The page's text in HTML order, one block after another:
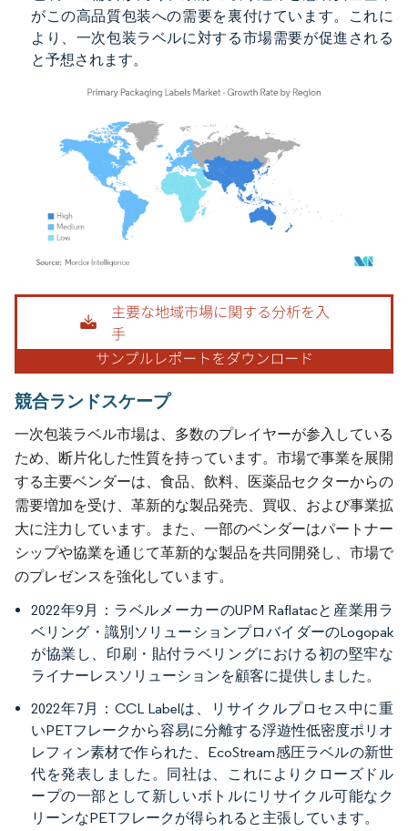
がこの高品質包装への需要を裏付けています。これに
より、一次包装ラベルに対する市場需要が促進される
と予想されます。
画像 © Mordor Intelligence。再利用にはCC BY 4.0の表示が必要です。
競合ランドスケープ
一次包装ラベル市場は、多数のプレイヤーが参入している
ため、断片化した性質を持っています。市場で事業を展開
する主要ベンダーは、食品、飲料、医薬品セクターからの
需要増加を受け、革新的な製品発売、買収、および事業拡
大に注力しています。また、一部のベンダーはパートナー
シップや協業を通じて革新的な製品を共同開発し、市場で
のプレゼンスを強化しています。
2022年9月：ラベルメーカーのUPM Raflatacと産業用ラ
ベリング・識別ソリューションプロバイダーのLogopak
が協業し、印刷・貼付ラベリングにおける初の堅牢な
ライナーレスソリューションを顧客に提供しました。
2022年7月：CCL Labelは、リサイクルプロセス中に重
いPETフレークから容易に分離する浮遊性低密度ポリオ
レフィン素材で作られた、EcoStream感圧ラベルの新世
代を発表しました。同社は、これによりクローズドル
ープの一部として新しいボトルにリサイクル可能なク
リーンなPETフレークが得られると主張しています。